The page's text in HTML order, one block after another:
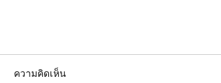
ความคิดเห็น